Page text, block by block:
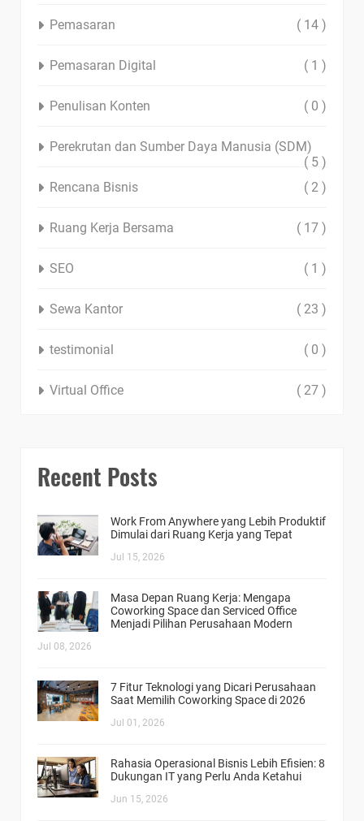
Pemasaran ( 14 )
Pemasaran Digital ( 1 )
Penulisan Konten ( 0 )
Perekrutan dan Sumber Daya Manusia (SDM)
( 5 )
Rencana Bisnis
( 2 )
Ruang Kerja Bersama ( 17 )
SEO ( 1 )
Sewa Kantor ( 23 )
testimonial ( 0 )
Virtual Office ( 27 )
Recent Posts
Work From Anywhere yang Lebih Produktif
Dimulai dari Ruang Kerja yang Tepat
Jul 15, 2026
Masa Depan Ruang Kerja: Mengapa
Coworking Space dan Serviced Office
Menjadi Pilihan Perusahaan Modern
Jul 08, 2026
7 Fitur Teknologi yang Dicari Perusahaan
Saat Memilih Coworking Space di 2026
Jul 01, 2026
Rahasia Operasional Bisnis Lebih Efisien: 8
Dukungan IT yang Perlu Anda Ketahui
Jun 15, 2026